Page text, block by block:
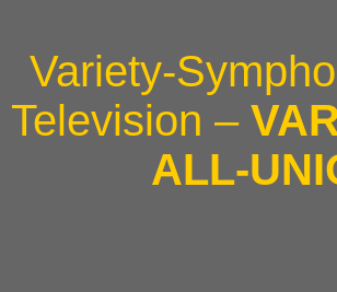
Variety-
Television –
ALL-